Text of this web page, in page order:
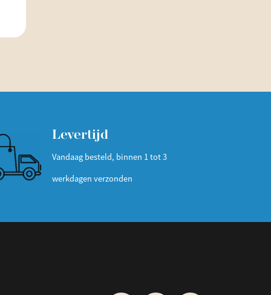
Levertijd
Vandaag besteld, binnen 1 tot 3
werkdagen verzonden